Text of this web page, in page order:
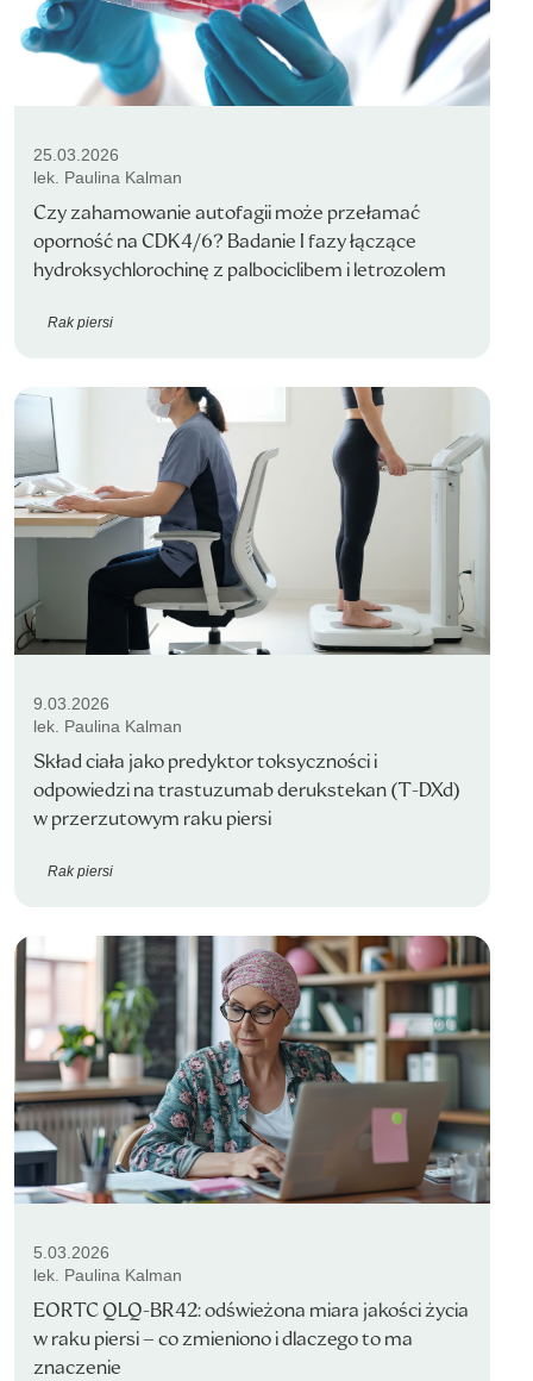
25.03.2026
lek. Paulina Kalman
Czy zahamowanie autofagii może przełamać
oporność na CDK4/6? Badanie I fazy łączące
hydroksychlorochinę z palbociclibem i letrozolem
Rak piersi
9.03.2026
lek. Paulina Kalman
Skład ciała jako predyktor toksyczności i
odpowiedzi na trastuzumab derukstekan (T-DXd)
w przerzutowym raku piersi
Rak piersi
5.03.2026
lek. Paulina Kalman
EORTC QLQ-BR42: odświeżona miara jakości życia
w raku piersi – co zmieniono i dlaczego to ma
znaczenie